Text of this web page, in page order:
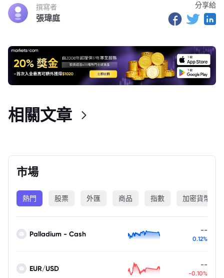
撰寫者
張瑋庭
分享給
市場
熱門 股票 外匯 商品 指數 加密貨幣
Palladium - Cash --
0.12%
EUR/USD --
-0.10%
相關文章